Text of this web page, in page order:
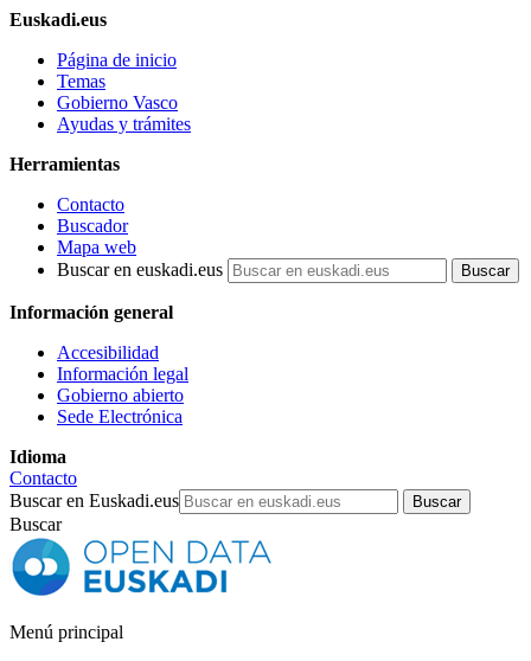
Euskadi.eus
Página de inicio
Temas
Gobierno Vasco
Ayudas y trámites
Herramientas
Contacto
Buscador
Mapa web
Buscar en euskadi.eus
Información general
Accesibilidad
Información legal
Gobierno abierto
Sede Electrónica
Idioma
Contacto
Buscar en Euskadi.eus
Buscar
Menú principal